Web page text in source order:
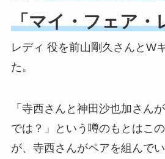
「マイ・フェア・
レディ 役を前山剛久さんとW
た。
「寺西さんと神田沙也加さん
では？」という噂のもとはこ
が、寺西さんがペアを組んで